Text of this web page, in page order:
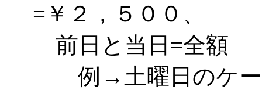
=￥２，５００、
前日と当日=全額
例→土曜日のケー